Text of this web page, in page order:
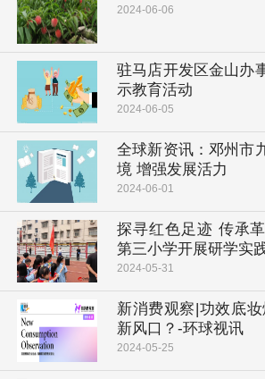
2024-06-06
驻马店开发区金山办
示教育活动
2024-06-05
全球新资讯：邓州市
境 增强发展活力
2024-06-01
探寻红色足迹 传承
第三小学开展研学实
2024-05-31
新消费观察|功效底
新风口？-环球视讯
2024-05-25